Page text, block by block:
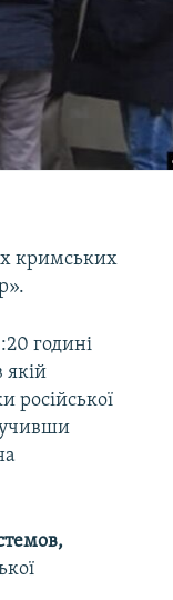
кримських
годині
якій
російської